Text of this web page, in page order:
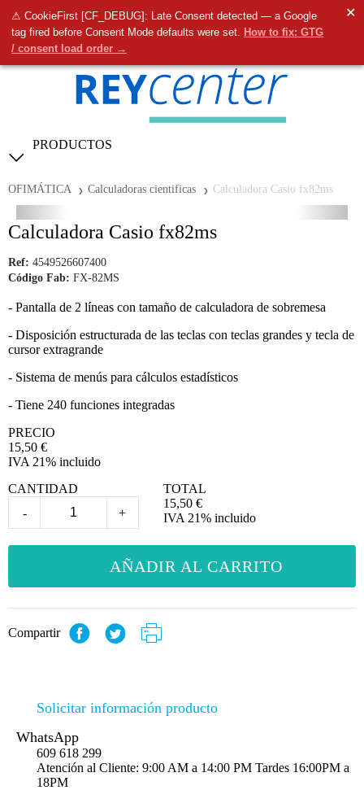
⚠ CookieFirst [CF_DEBUG]: Late Consent detected — a Google
tag fired before Consent Mode defaults were set. How to fix: GTG
/ consent load order →
✕
0
PRODUCTOS
OFIMÁTICA Calculadoras cientificas Calculadora Casio fx82ms
Calculadora Casio fx82ms
Ref: 4549526607400
Código Fab: FX-82MS
- Pantalla de 2 líneas con tamaño de calculadora de sobremesa
- Disposición estructurada de las teclas con teclas grandes y tecla de
cursor extragrande
- Sistema de menús para cálculos estadísticos
- Tiene 240 funciones integradas
PRECIO
15,50 €
IVA 21% incluido
CANTIDAD
-
+
TOTAL
15,50 €
IVA 21% incluido
AÑADIR AL CARRITO
Compartir
Solicitar información producto
WhatsApp
609 618 299
Atención al Cliente: 9:00 AM a 14:00 PM Tardes 16:00PM a
18PM